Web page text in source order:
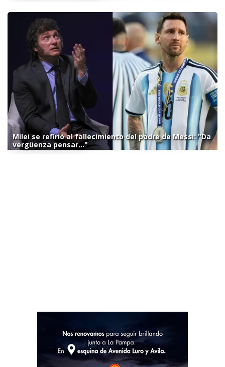
Milei se refirió al fallecimiento del padre de Messi: "Da
vergüenza pensar..."